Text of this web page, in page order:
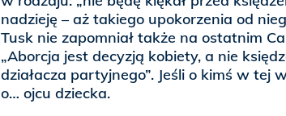
nadzieję – aż takiego upokorzenia od
Tusk nie zapomniał także na ostatnim
„Aborcja jest decyzją kobiety, a nie
działacza partyjnego”. Jeśli o kimś w tej
o… ojcu dziecka.